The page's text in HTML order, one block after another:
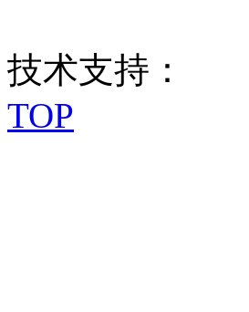
技术支持：
TOP